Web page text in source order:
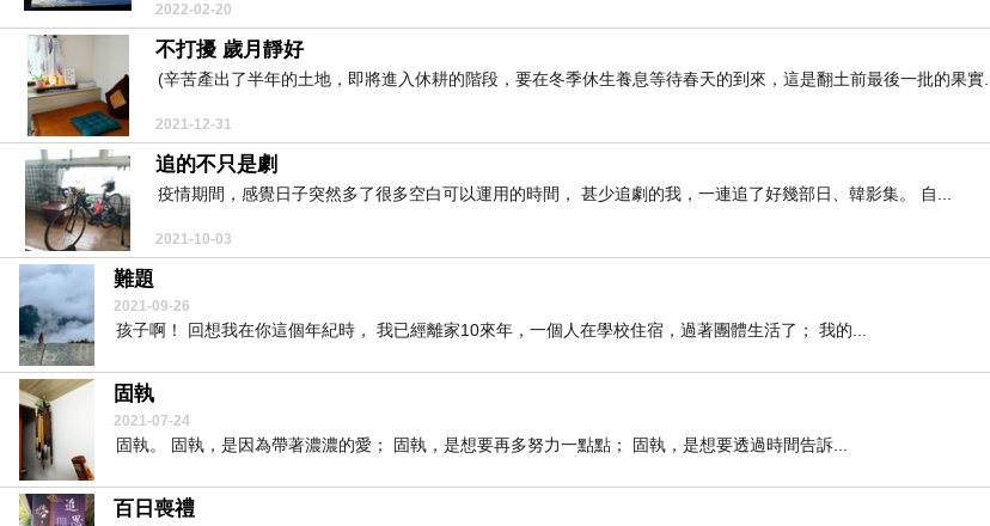
2022-02-20
不打擾 歲月靜好
(辛苦產出了半年的土地，即將進入休耕的階段，要在冬季休生養息等待春天的到來，這是翻土前最後一批的果實...
2021-12-31
追的不只是劇
疫情期間，感覺日子突然多了很多空白可以運用的時間， 甚少追劇的我，一連追了好幾部日、韓影集。 自...
2021-10-03
難題
2021-09-26
孩子啊！ 回想我在你這個年紀時， 我已經離家10來年，一個人在學校住宿，過著團體生活了； 我的...
固執
2021-07-24
固執。 固執，是因為帶著濃濃的愛； 固執，是想要再多努力一點點； 固執，是想要透過時間告訴...
百日喪禮